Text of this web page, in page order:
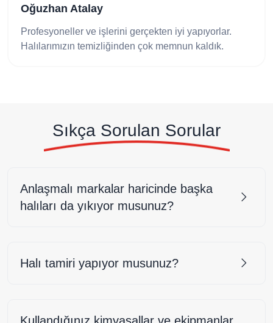
Oğuzhan Atalay
Profesyoneller ve işlerini gerçekten iyi yapıyorlar.
Halılarımızın temizliğinden çok memnun kaldık.
Sıkça Sorulan Sorular
Anlaşmalı markalar haricinde başka
halıları da yıkıyor musunuz?
Halı tamiri yapıyor musunuz?